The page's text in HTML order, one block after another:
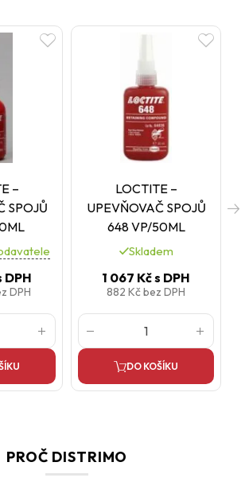
–
SPOJŮ
DPH
DPH
LOCTITE –
UPEVŇOVAČ SPOJŮ
648 VP/50ML
Skladem
1 067 Kčs DPH
882 Kčbez DPH
DO KOŠÍKU
PROČ DISTRIMO